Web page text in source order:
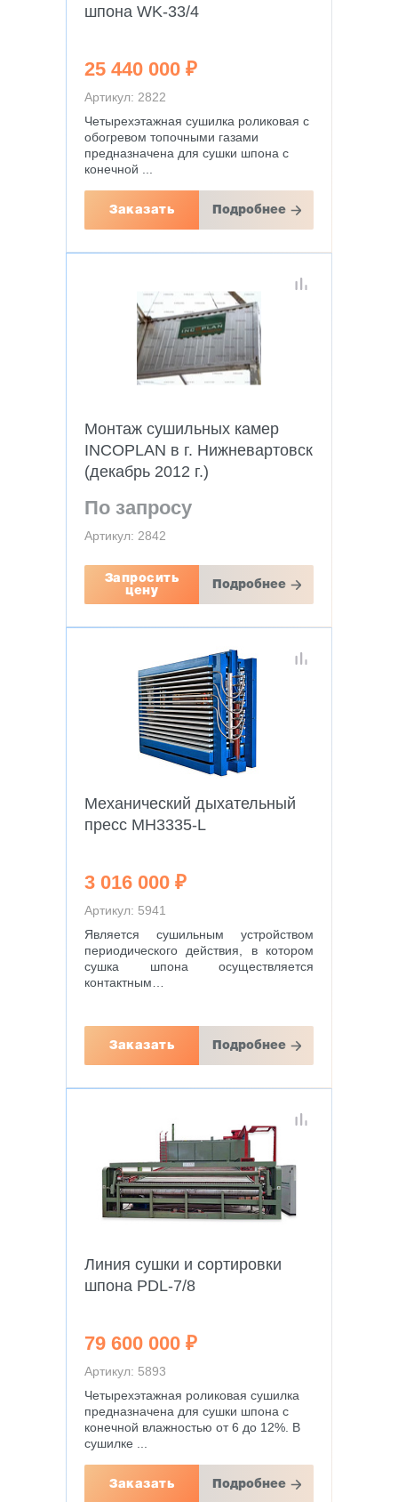
шпона WK-33/4
25 440 000 ₽
Артикул: 2822
Четырехэтажная сушилка роликовая с
обогревом топочными газами
предназначена для сушки шпона с
конечной ...
Заказать Подробнее
Монтаж сушильных камер
INCOPLAN в г. Нижневартовск
(декабрь 2012 г.)
По запросу
Артикул: 2842
Запросить
цену
Подробнее
Механический дыхательный
пресc MH3335-L
3 016 000 ₽
Артикул: 5941
Является сушильным устройством
периодического действия, в котором
сушка шпона осуществляется
контактным…
Заказать Подробнее
Линия сушки и сортировки
шпона PDL-7/8
79 600 000 ₽
Артикул: 5893
Четырехэтажная роликовая сушилка
предназначена для сушки шпона с
конечной влажностью от 6 до 12%. В
сушилке ...
Заказать Подробнее